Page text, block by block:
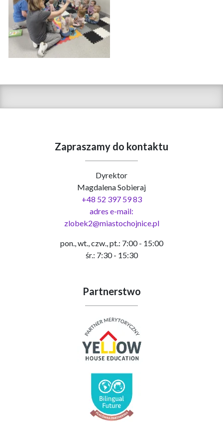
Zapraszamy do kontaktu
Dyrektor
Magdalena Sobieraj
+48 52 397 59 83
adres e-mail:
zlobek2@miastochojnice.pl
pon., wt., czw., pt.: 7:00 - 15:00
śr.: 7:30 - 15:30
Partnerstwo